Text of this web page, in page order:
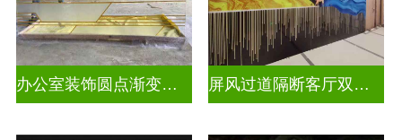
办公室装饰圆点渐变彩绘打印玻璃 屏风过道隔断客厅双面磨砂透光uv打印玻璃